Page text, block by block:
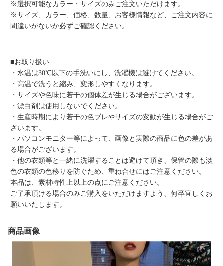
※選択可能なカラー・サイズのみご注文いただけます。
※サイズ、カラー、価格、数量、お客様情報など、ご注文内容に
間違いがないか必ずご確認ください。
■お取り扱い
・水温は30℃以下の手洗いにし、洗濯機は避けてください。
・高温で洗うと縮み、変形しやすくなります。
・サイズや色味に若干の個体差が生じる場合がございます。
・漂白剤は使用しないでください。
・生産時期により若干の色ブレやサイズの変動が生じる場合がご
ざいます。
・パソコンモニター等によって、画像と実際の商品に色の差があ
る場合がございます。
・他の衣類等と一緒に洗濯することは避けて頂き、保管の際も淡
色の衣類の色移りを防ぐため、重ね合せにはご注意ください。
本品は、素材特性上以上の点にご注意ください。
ご了承頂ける場合のみご購入をいただけますよう、何卒宜しくお
願いいたします。
商品画像